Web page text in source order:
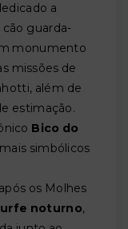
a
guarda-
monumento
missões de
além de
estimação.
Bico do
simbólicos
os Molhes
noturno,